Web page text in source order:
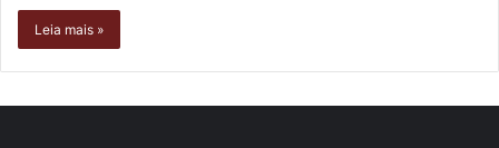
Leia mais »